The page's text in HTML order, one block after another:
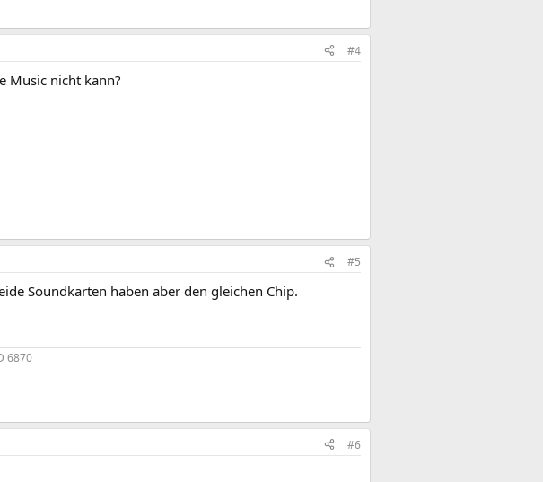
#4
Music nicht kann?
#5
Soundkarten haben aber den gleichen Chip.
6870
#6